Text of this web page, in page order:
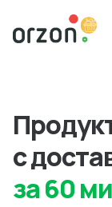
с
за 60